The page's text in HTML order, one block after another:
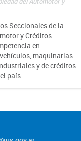
Seccionales de la
y Créditos
en
maquinarias
y de créditos
país.